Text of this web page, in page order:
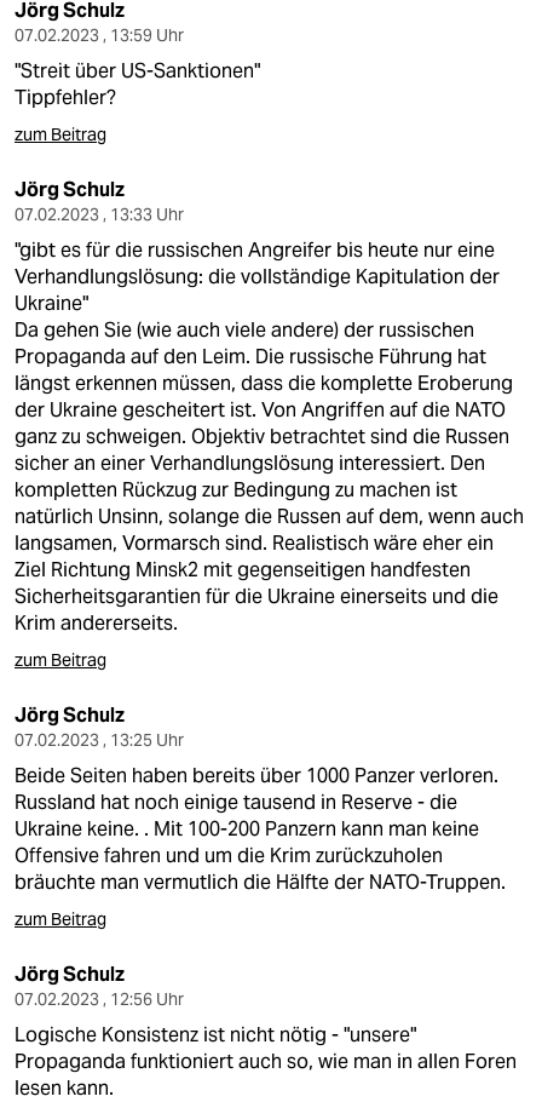
Jörg Schulz
07.02.2023 , 13:59 Uhr
"Streit über US-Sanktionen"
Tippfehler?
zum Beitrag
Jörg Schulz
07.02.2023 , 13:33 Uhr
"gibt es für die russischen Angreifer bis heute nur eine
Verhandlungslösung: die vollständige Kapitulation der
Ukraine"
Da gehen Sie (wie auch viele andere) der russischen
Propaganda auf den Leim. Die russische Führung hat
längst erkennen müssen, dass die komplette Eroberung
der Ukraine gescheitert ist. Von Angriffen auf die NATO
ganz zu schweigen. Objektiv betrachtet sind die Russen
sicher an einer Verhandlungslösung interessiert. Den
kompletten Rückzug zur Bedingung zu machen ist
natürlich Unsinn, solange die Russen auf dem, wenn auch
langsamen, Vormarsch sind. Realistisch wäre eher ein
Ziel Richtung Minsk2 mit gegenseitigen handfesten
Sicherheitsgarantien für die Ukraine einerseits und die
Krim andererseits.
zum Beitrag
Jörg Schulz
07.02.2023 , 13:25 Uhr
Beide Seiten haben bereits über 1000 Panzer verloren.
Russland hat noch einige tausend in Reserve - die
Ukraine keine. . Mit 100-200 Panzern kann man keine
Offensive fahren und um die Krim zurückzuholen
bräuchte man vermutlich die Hälfte der NATO-Truppen.
zum Beitrag
Jörg Schulz
07.02.2023 , 12:56 Uhr
Logische Konsistenz ist nicht nötig - "unsere"
Propaganda funktioniert auch so, wie man in allen Foren
lesen kann.